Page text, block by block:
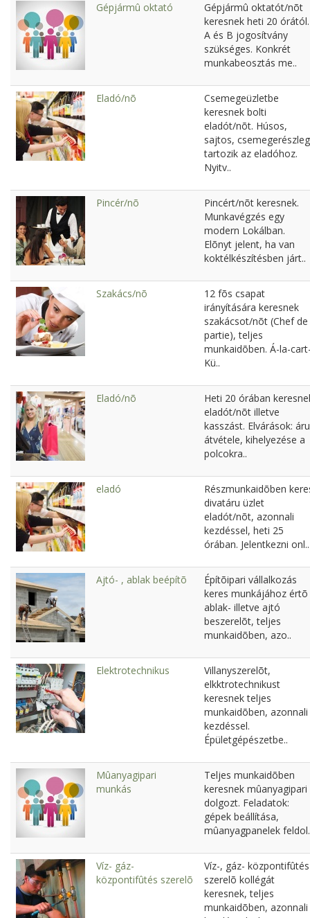
Gépjármû oktató
Gépjármû oktatót/nõt
keresnek heti 20 órától.
A és B jogosítvány
szükséges. Konkrét
munkabeosztás me..
Eladó/nõ
Csemegeüzletbe
keresnek bolti
eladót/nõt. Húsos,
sajtos, csemegerészleg
tartozik az eladóhoz.
Nyitv..
Pincér/nõ
Pincért/nõt keresnek.
Munkavégzés egy
modern Lokálban.
Elõnyt jelent, ha van
koktélkészítésben járt..
Szakács/nõ
12 fõs csapat
irányítására keresnek
szakácsot/nõt (Chef de
partie), teljes
munkaidõben. Á-la-
Kü..
Eladó/nõ
Heti 20 órában
eladót/nõt illetve
kasszást. Elvárások: áru
átvétele, kihelyezése a
polcokra..
eladó
Részmunkaidõben
divatáru üzlet
eladót/nõt, azonnali
kezdéssel, heti 25
órában. Jelentkezni onl..
Ajtó- , ablak beépítõ
Építõipari vállalkozás
keres munkájához értõ
ablak- illetve ajtó
beszerelõt, teljes
munkaidõben, azo..
Elektrotechnikus
Villanyszerelõt,
elkktrotechnikust
keresnek teljes
munkaidõben, azonnali
kezdéssel.
Épületgépészetbe..
Mûanyagipari
munkás
Teljes munkaidõben
keresnek mûanyagipari
dolgozt. Feladatok:
gépek beállítása,
mûanyagpanelek
Víz- gáz-
központifûtés szerelõ
Víz-, gáz- központifûtés
szerelõ kollégát
keresnek, teljes
munkaidõben, azonnali